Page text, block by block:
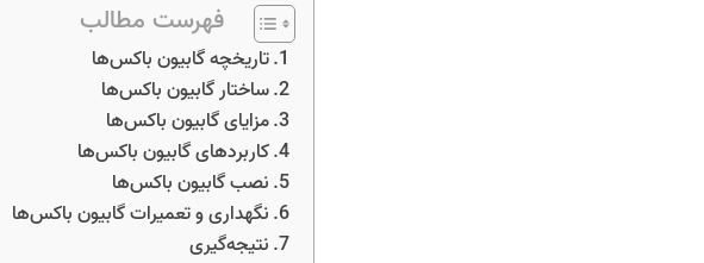
فهرست مطالب
تاریخچه گابیون باکس‌ها
ساختار گابیون باکس‌ها
مزایای گابیون باکس‌ها
کاربردهای گابیون باکس‌ها
نصب گابیون باکس‌ها
نگهداری و تعمیرات گابیون باکس‌ها
نتیجه‌گیری